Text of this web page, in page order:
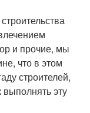
и прочие, мы
что в этом
строителей,
выполнять эту